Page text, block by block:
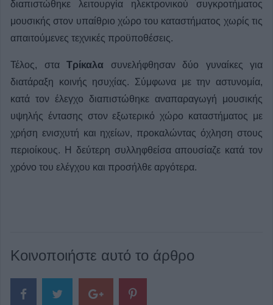
διαπιστώθηκε λειτουργία ηλεκτρονικού συγκροτήματος
μουσικής στον υπαίθριο χώρο του καταστήματος χωρίς τις
απαιτούμενες τεχνικές προϋποθέσεις.
Τέλος, στα Τρίκαλα συνελήφθησαν δύο γυναίκες για
διατάραξη κοινής ησυχίας. Σύμφωνα με την αστυνομία,
κατά τον έλεγχο διαπιστώθηκε αναπαραγωγή μουσικής
υψηλής έντασης στον εξωτερικό χώρο καταστήματος με
χρήση ενισχυτή και ηχείων, προκαλώντας όχληση στους
περιοίκους. Η δεύτερη συλληφθείσα απουσίαζε κατά τον
χρόνο του ελέγχου και προσήλθε αργότερα.
Κοινοποιήστε αυτό το άρθρο